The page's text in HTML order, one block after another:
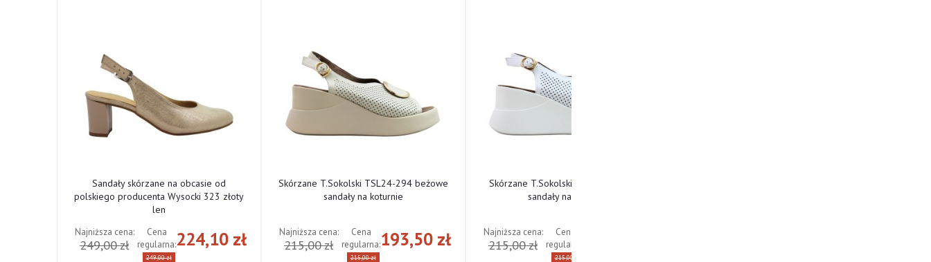
Sandały skórzane na obcasie od
polskiego producenta Wysocki 323 złoty
len
224,10 zł
Cena
regularna:
249,00 zł
Najniższa cena:
249,00 zł
Skórzane T.Sokolski TSL24-294 beżowe
sandały na koturnie
193,50 zł
Cena
regularna:
215,00 zł
Najniższa cena:
215,00 zł
Skórzane T.Sokolski TSL24-294 białe
sandały na koturnie
Cena
regularna:
215,00 zł
Najniższa cena:
215,00 zł